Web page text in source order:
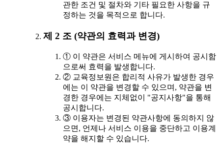
관한 조건 및 절차와 기타 필요한 사항을 규
정하는 것을 목적으로 합니다.
제 2 조 (약관의 효력과 변경)
① 이 약관은 서비스 메뉴에 게시하여 공시함
으로써 효력을 발생합니다.
② 교육정보원은 합리적 사유가 발생한 경우
에는 이 약관을 변경할 수 있으며, 약관을 변
경한 경우에는 지체없이 "공지사항"을 통해
공시합니다.
③ 이용자는 변경된 약관사항에 동의하지 않
으면, 언제나 서비스 이용을 중단하고 이용계
약을 해지할 수 있습니다.